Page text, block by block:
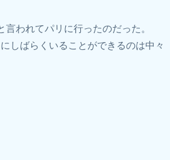
われてパリに行ったのだった。
しばらくいることができるのは中々